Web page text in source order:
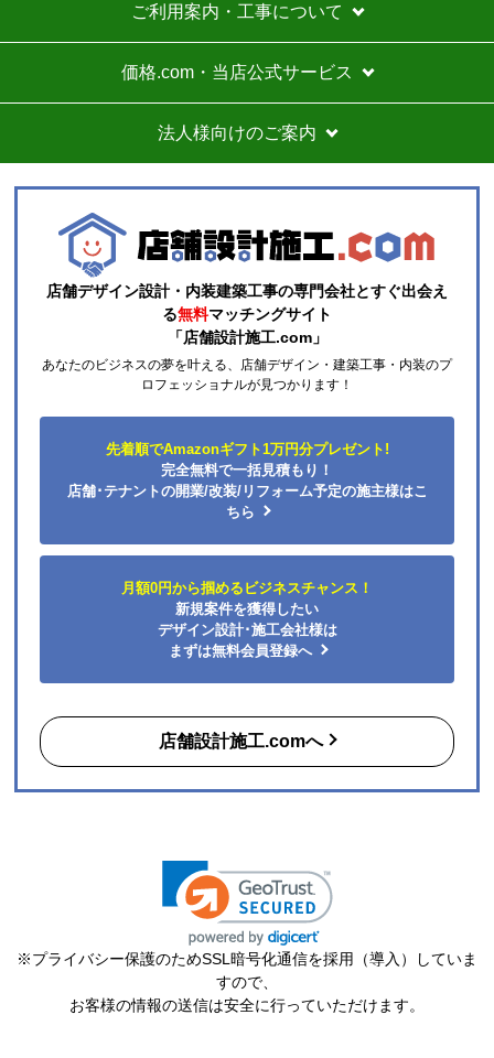
商品購入から入金連絡、工事日の指定、決定、商品の
到着等はスムーズでした。
総額的には高くなってしまったので、エアコンに限ら
ずこちらの会社からのリピはありません。
それと商品欄にもう少し細かく工事費の内訳を書いた
方がいいと思いました。
ひらり〜さん
2026年7月26日 12:54
欲しい商品をスムーズに注文できましたか？
予定の期日までに商品が届きましたか？
商品の梱包は必要十分なものでしたか？
またこのショップを利用したいですか？
【このショップを選んだ理由は？】
購入した時点で最安価格でした。また、このショップ
を以前利用したことがあり、対応がとても良かったの
【注文からどのくらいで届きましたか？】
【その他感想・コメント】
ショップ選らんだ理由でも述べましたが、注文から配
送まで、そのつど連絡メールが届き状況が確実に把握
できとても満足しました。
ご利用案内・工事について
価格.com・当店公式サービス
法人様向けのご案内
店舗デザイン設計・内装建築工事の専門会社とすぐ出会え
る無料マッチングサイト
「店舗設計施工.com」
あなたのビジネスの夢を叶える、店舗デザイン・建築工事・内装のプ
ロフェッショナルが見つかります！
先着順でAmazonギフト1万円分プレゼント!
完全無料で一括見積もり！
店舗･テナントの開業/改装/リフォーム予定の施主様はこ
ちら
月額0円から掴めるビジネスチャンス！
新規案件を獲得したい
デザイン設計･施工会社様は
まずは無料会員登録へ
店舗設計施工.comへ
※プライバシー保護のためSSL暗号化通信を採用（導入）していま
すので、
お客様の情報の送信は安全に行っていただけます。